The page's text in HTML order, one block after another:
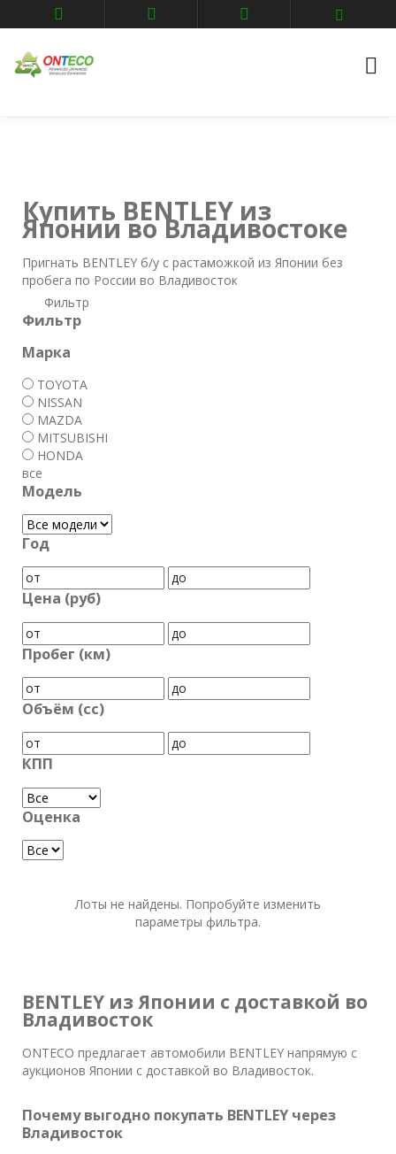
Главная
Авто аукционы
BENTLEY
Купить BENTLEY из
Японии во Владивостоке
Пригнать BENTLEY б/у с растаможкой из Японии без
пробега по России во Владивосток
Фильтр
Фильтр
Марка
TOYOTA
NISSAN
MAZDA
MITSUBISHI
HONDA
все
Модель
Год
Цена (руб)
Пробег (км)
Объём (cc)
КПП
Оценка
Лоты не найдены. Попробуйте изменить
параметры фильтра.
BENTLEY из Японии с доставкой во
Владивосток
ONTECO предлагает автомобили BENTLEY напрямую с
аукционов Японии с доставкой во Владивосток.
Почему выгодно покупать BENTLEY через
Владивосток